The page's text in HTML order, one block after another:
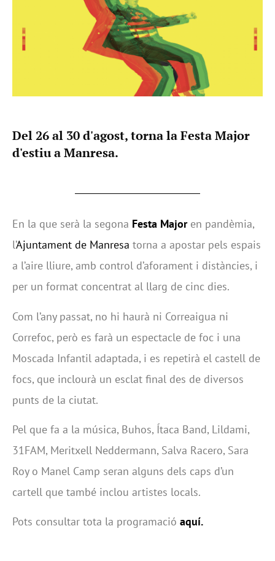
Del 26 al 30 d'agost, torna la Festa Major
d'estiu a Manresa.
En la que serà la segona Festa Majoren pandèmia,
l’Ajuntament de Manresa torna a apostar pels espais
a l’aire lliure, amb control d’aforament i distàncies, i
per un format concentrat al llarg de cinc dies.
Com l’any passat, no hi haurà ni Correaigua ni
Correfoc, però es farà un espectacle de foc i una
Moscada Infantil adaptada, i es repetirà el castell de
focs, que inclourà un esclat final des de diversos
punts de la ciutat.
Pel que fa a la música, Buhos, Ítaca Band, Lildami,
31FAM, Meritxell Neddermann, Salva Racero, Sara
Roy o Manel Camp seran alguns dels caps d’un
cartell que també inclou artistes locals.
Pots consultar tota la programació aquí.